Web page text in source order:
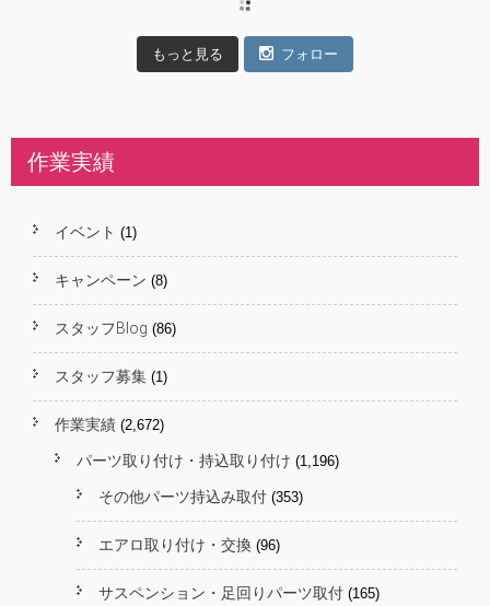
もっと見る フォロー
作業実績
イベント (1)
キャンペーン (8)
スタッフBlog (86)
スタッフ募集 (1)
作業実績 (2,672)
パーツ取り付け・持込取り付け (1,196)
その他パーツ持込み取付 (353)
エアロ取り付け・交換 (96)
サスペンション・足回りパーツ取付 (165)